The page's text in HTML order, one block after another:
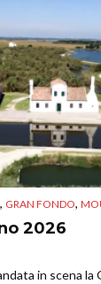
, GRAN FONDO,
2026
in scena